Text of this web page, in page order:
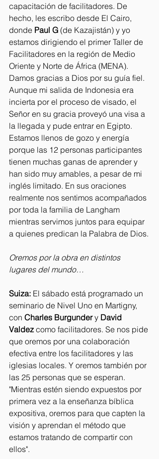
capacitación de facilitadores. De
hecho, les escribo desde El Cairo,
donde Paul G (de Kazajistán) y yo
estamos dirigiendo el primer Taller de
Facilitadores en la región de Medio
Oriente y Norte de África (MENA).
Damos gracias a Dios por su guía fiel.
Aunque mi salida de Indonesia era
incierta por el proceso de visado, el
Señor en su gracia proveyó una visa a
la llegada y pude entrar en Egipto.
Estamos llenos de gozo y energía
porque las 12 personas participantes
tienen muchas ganas de aprender y
han sido muy amables, a pesar de mi
inglés limitado. En sus oraciones
realmente nos sentimos acompañados
por toda la familia de Langham
mientras servimos juntos para equipar
a quienes predican la Palabra de Dios.
Oremos por la obra en distintos
lugares del mundo…
Suiza: El sábado está programado un
seminario de Nivel Uno en Martigny,
con Charles Burgunder y David
Valdez como facilitadores. Se nos pide
que oremos por una colaboración
efectiva entre los facilitadores y las
iglesias locales. Y oremos también por
las 25 personas que se esperan.
"Mientras estén siendo expuestos por
primera vez a la enseñanza bíblica
expositiva, oremos para que capten la
visión y aprendan el método que
estamos tratando de compartir con
ellos".